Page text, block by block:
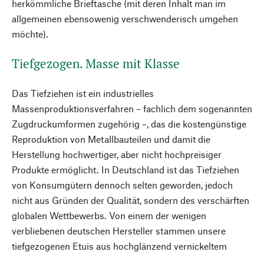
herkömmliche Brieftasche (mit deren Inhalt man im
allgemeinen ebensowenig verschwenderisch umgehen
möchte).
Tiefgezogen. Masse mit Klasse
Das Tiefziehen ist ein industrielles
Massenproduktionsverfahren – fachlich dem sogenannten
Zugdruckumformen zugehörig –, das die kostengünstige
Reproduktion von Metallbauteilen und damit die
Herstellung hochwertiger, aber nicht hochpreisiger
Produkte ermöglicht. In Deutschland ist das Tiefziehen
von Konsumgütern dennoch selten geworden, jedoch
nicht aus Gründen der Qualität, sondern des verschärften
globalen Wettbewerbs. Von einem der wenigen
verbliebenen deutschen Hersteller stammen unsere
tiefgezogenen Etuis aus hochglänzend vernickeltem